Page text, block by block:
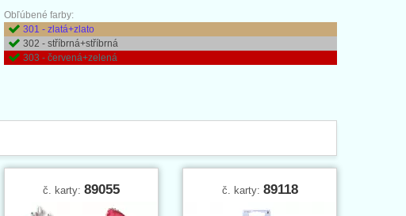
Obľúbené farby:
301 - zlatá+zlato
302 - stříbrná+stříbrná
303 - červená+zelená
č. karty: 89055 č. karty: 89118